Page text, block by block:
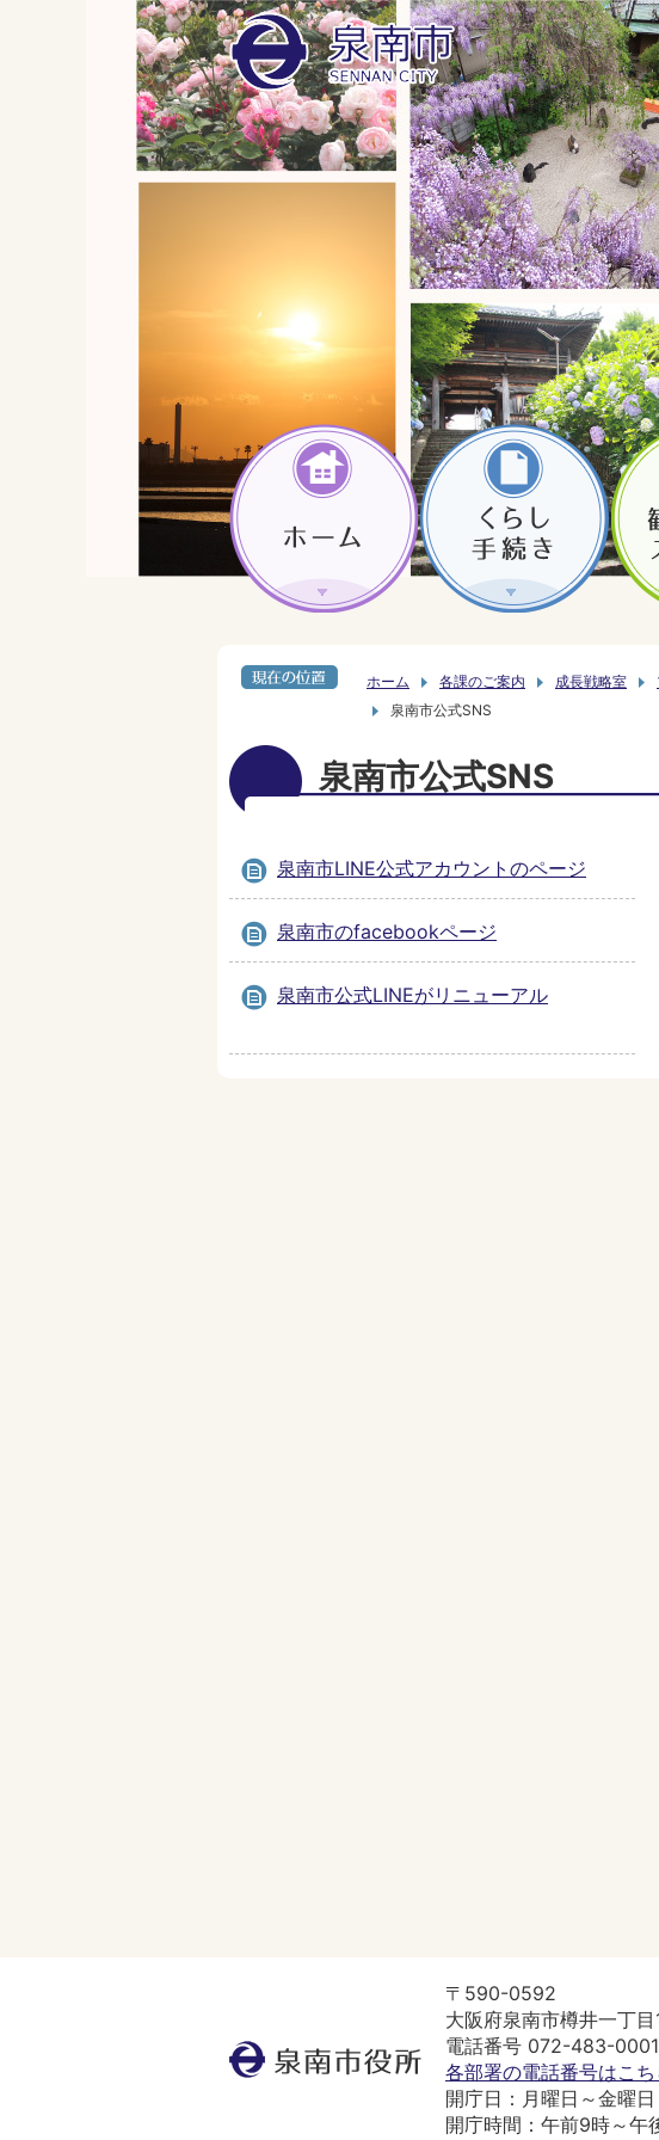
ホーム 各課のご案内 成長戦略室
泉南市公式SNS
泉南市公式SNS
泉南市LINE公式アカウントのページ
泉南市のfacebookページ
泉南市公式LINEがリニューアル
泉
南
〒590-0592
大阪府泉南市樽井一丁目
電話番号 072-483-0001
各部署の電話番号はこち
開庁日：月曜日～金曜
開庁時間：午前9時～午